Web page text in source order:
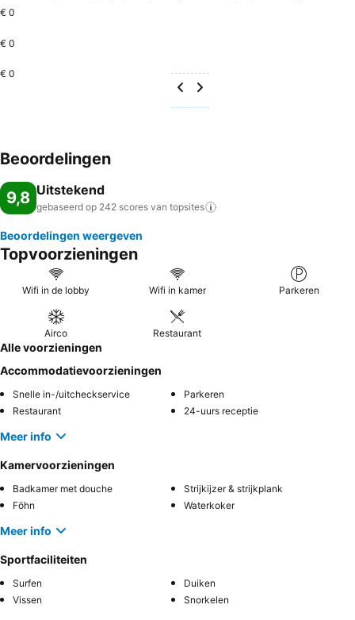
€ 0
€ 0
€ 0
Beoordelingen
9,8 Uitstekend
gebaseerd op 242 scores van topsites
Beoordelingen weergeven
Topvoorzieningen
Wifi in de lobby Wifi in kamer Parkeren
Airco Restaurant
Alle voorzieningen
Accommodatievoorzieningen
Snelle in-/uitcheckservice
Parkeren
Restaurant
24-uurs receptie
Meer info
Kamervoorzieningen
Badkamer met douche
Strijkijzer & strijkplank
Föhn
Waterkoker
Meer info
Sportfaciliteiten
Surfen
Duiken
Vissen
Snorkelen